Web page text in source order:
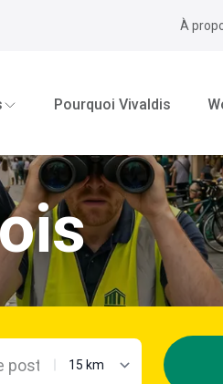
À
Pourquoi Vivaldis
distance maximale